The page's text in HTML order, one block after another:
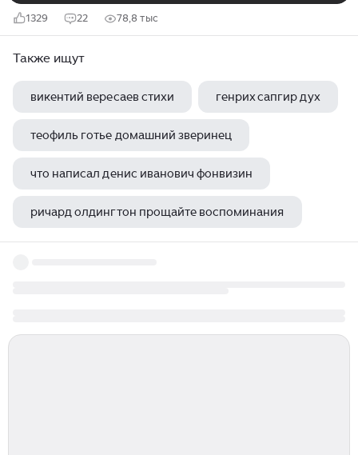
1329 22 78,8 тыс
Также ищут
викентий вересаев стихи генрих сапгир дух
теофиль готье домашний зверинец
что написал денис иванович фонвизин
ричард олдингтон прощайте воспоминания